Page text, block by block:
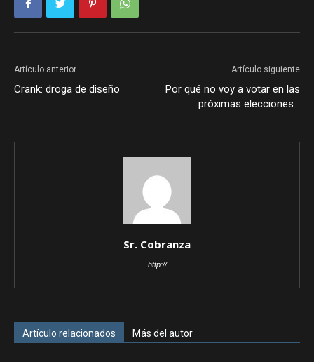
Artículo anterior
Crank: droga de diseño
Artículo siguiente
Por qué no voy a votar en las
próximas elecciones…
Sr. Cobranza
http://
Artículo relacionados Más del autor